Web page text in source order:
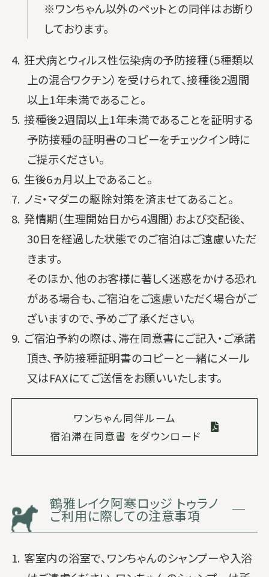
※ワンちゃん以外のペットとの同伴はお断り
しております。
4. 狂犬病とウィルス性伝染病の予防接種（5種類以
上の混合ワクチン）を受けられて、接種後2週間
以上1年未満であること。
5. 接種後2週間以上1年未満であることを証明する
予防接種の証明書のコピーをチェックイン時に
ご提示ください。
6. 生後6ヵ月以上であること。
7. ノミ・マダニの駆除対策を済ませてあること。
8. 発情期（生理開始日から4週間）および交配後、
30日を経過した状態でのご宿泊はご遠慮いただ
きます。
そのほか、他のお客様に著しく迷惑をかける恐れ
がある場合も、ご宿泊をご遠慮いただく場合がご
ざいますので、予めご了承ください。
9. ご宿泊予約の際は、滞在同意書にご記入・ご承諾
頂き、予防接種証明書のコピーと一緒にメール
又はFAXにてご送信をお願いいたします。
ワンちゃん同伴ルーム
宿泊滞在同意書 をダウンロード
鶴雅レイク阿寒ロッジ トゥラノ
ご利用に際しての注意事項
1. 客室内の浴室で、ワンちゃんのシャンプーや入浴